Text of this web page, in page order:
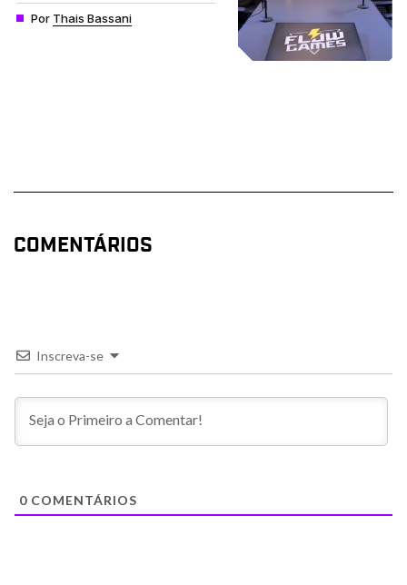
Por Thais Bassani
COMENTÁRIOS
Inscreva-se
0 COMENTÁRIOS